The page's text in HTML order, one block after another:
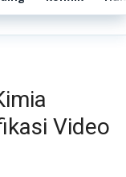
Video